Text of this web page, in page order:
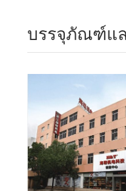
บรรจุภัณฑ์แ